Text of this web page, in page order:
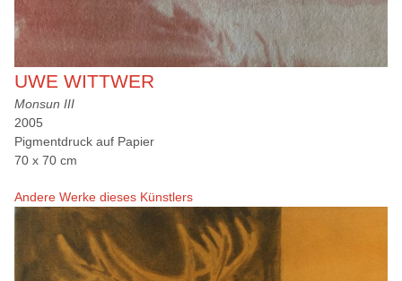
UWE WITTWER
Monsun III
2005
Pigmentdruck auf Papier
70 x 70 cm
Andere Werke dieses Künstlers